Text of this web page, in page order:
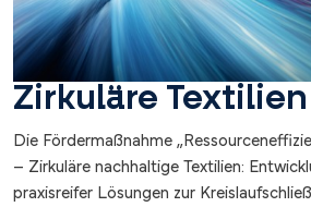
Zirkuläre Textilien
Die Fördermaßnahme
– Zirkuläre nachhaltige Textilien:
praxisreifer Lösungen zur